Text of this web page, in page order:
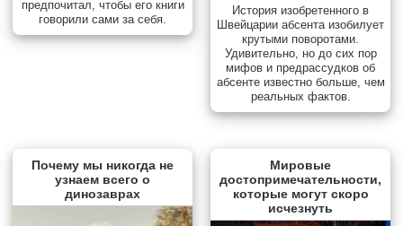
предпочитал, чтобы его книги
говорили сами за себя.
История изобретенного в
Швейцарии абсента изобилует
крутыми поворотами.
Удивительно, но до сих пор
мифов и предрассудков об
абсенте известно больше, чем
реальных фактов.
Почему мы никогда не
узнаем всего о
динозаврах
Мировые
достопримечательности,
которые могут скоро
исчезнуть